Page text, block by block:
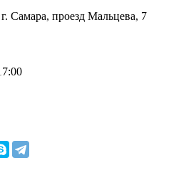
г. Самара, проезд Мальцева, 7